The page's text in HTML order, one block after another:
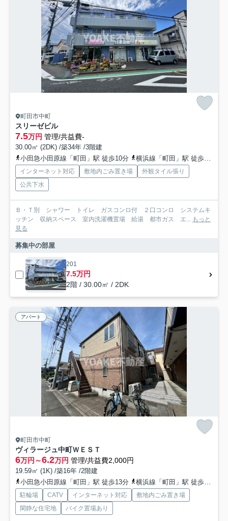
町田市中町
スリーゼビル
7.5万円 管理/共益費-
30.00㎡ (2DK) /築34年 /3階建
小田急小田原線「町田」駅 徒歩10分
横浜線「町田」駅 徒歩17分
インターネット対応 敷地内ごみ置き場
外観タイル張り
公共下水
Ｂ・Ｔ別 シャワー トイレ ガスコンロ付 ２口コンロ システムキ
ッチン 収納スペース 室内洗濯機置場 給湯 都市ガス エ... もっと
見る
募集中の部屋
201
7.5万円
2階 / 30.00㎡ / 2DK
アパート
町田市中町
ヴィラージュ中町ＷＥＳＴ
6万円～6.2万円 管理/共益費2,000円
19.59㎡ (1K) /築16年 /2階建
小田急小田原線「町田」駅 徒歩13分
横浜線「町田」駅 徒歩18分
駐輪場 CATV インターネット対応
敷地内ごみ置き場
閑静な住宅地
バイク置場あり